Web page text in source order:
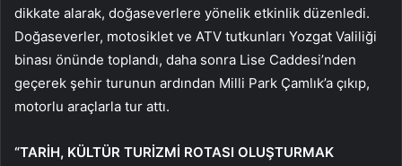
dikkate alarak, doğaseverlere yönelik etkinlik düzenledi.
Doğaseverler, motosiklet ve ATV tutkunları Yozgat Valiliği
binası önünde toplandı, daha sonra Lise Caddesi’nden
geçerek şehir turunun ardından Milli Park Çamlık’a çıkıp,
motorlu araçlarla tur attı.
“TARİH, KÜLTÜR TURİZMİ ROTASI OLUŞTURMAK